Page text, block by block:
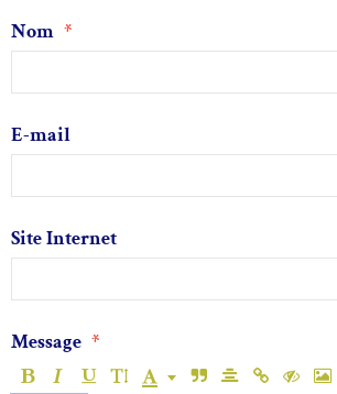
Nom
E-mail
Site Internet
Message